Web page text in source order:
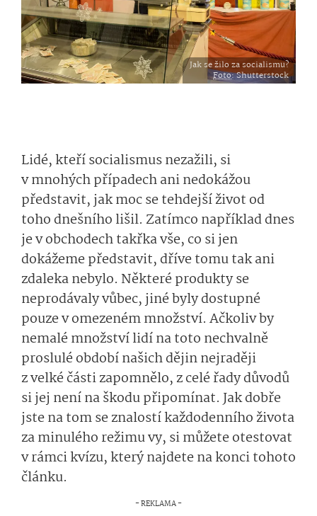
Jak se žilo za socialismu?
Foto: Shutterstock
Lidé, kteří socialismus nezažili, si
v mnohých případech ani nedokážou
představit, jak moc se tehdejší život od
toho dnešního lišil. Zatímco například dnes
je v obchodech takřka vše, co si jen
dokážeme představit, dříve tomu tak ani
zdaleka nebylo. Některé produkty se
neprodávaly vůbec, jiné byly dostupné
pouze v omezeném množství. Ačkoliv by
nemalé množství lidí na toto nechvalně
proslulé období našich dějin nejraději
z velké části zapomnělo, z celé řady důvodů
si jej není na škodu připomínat. Jak dobře
jste na tom se znalostí každodenního života
za minulého režimu vy, si můžete otestovat
v rámci kvízu, který najdete na konci tohoto
článku.